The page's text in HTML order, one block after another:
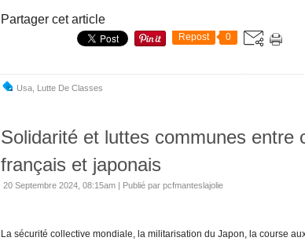
Partager cet article
Repost 0
Usa Lutte De Classes
Solidarité et luttes communes entre
français et japonais
20 Septembre 2024, 08:15am | Publié par pcfmanteslajolie
La sécurité collective mondiale, la militarisation du Japon, la course